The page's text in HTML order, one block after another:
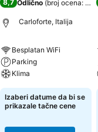
8,7 Odlično (broj ocena: 455
Carloforte, Italija
Besplatan WiFi
Parking
Klima
Izaberi datume da bi se
prikazale tačne cene